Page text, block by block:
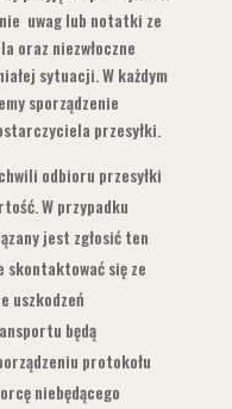
uwag lub notatki ze
oraz niezwłoczne
sytuacji. W każdym
sporządzenie
przesyłki.
odbioru przesyłki
W przypadku
jest zgłosić ten
skontaktować się ze
uszkodzeń
będą
protokołu
niebędącego